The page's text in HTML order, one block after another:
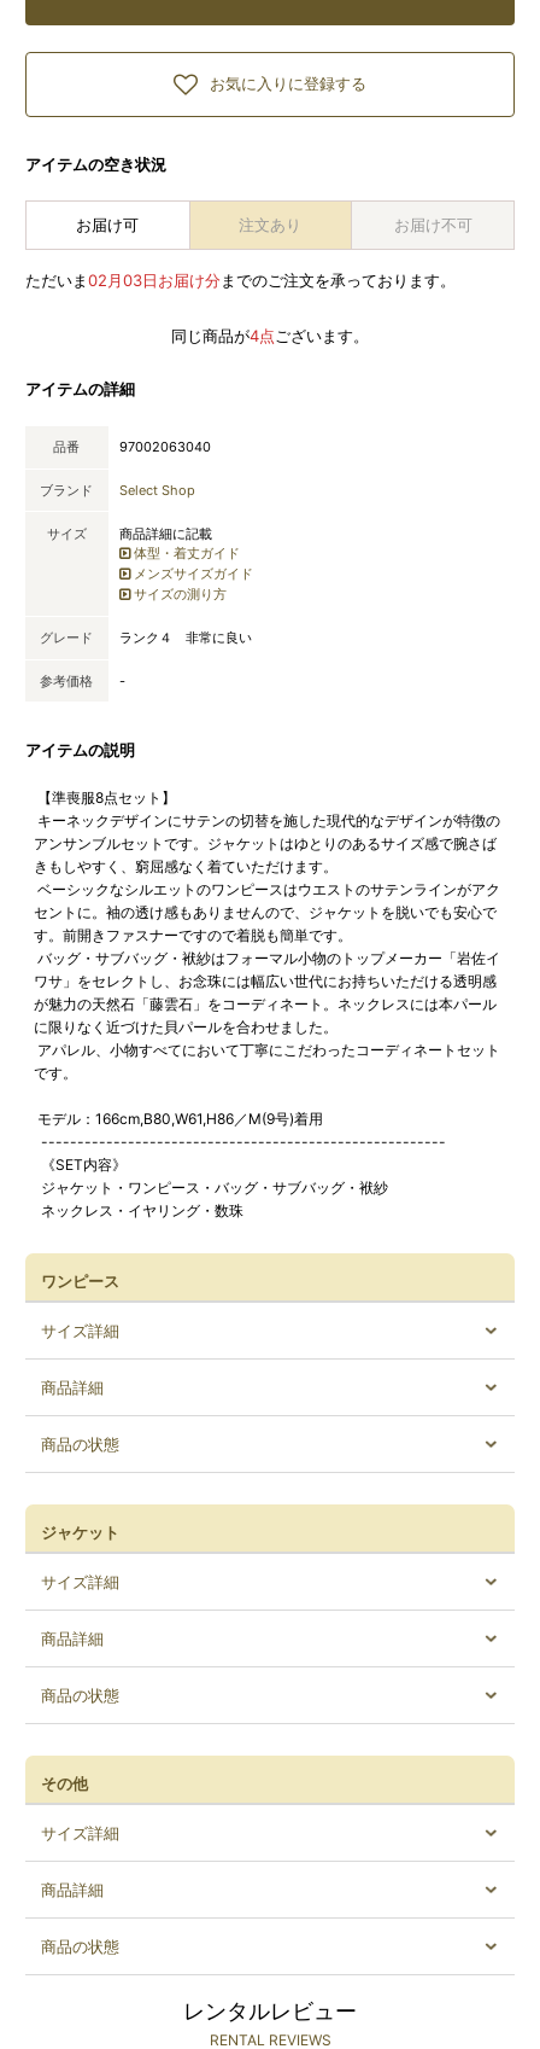
お気に入りに登録する
アイテムの空き状況
お届け可 注文あり お届け不可
ただいま02月03日お届け分までのご注文を承っております。
同じ商品が4点 ございます。
アイテムの詳細
品番 97002063040
ブランド Select Shop
サイズ
商品詳細に記載
体型・着丈ガイド
メンズサイズガイド
サイズの測り方
グレード ランク４ 非常に良い
参考価格 -
アイテムの説明
【準喪服8点セット】
キーネックデザインにサテンの切替を施した現代的なデザインが特徴の
アンサンブルセットです。ジャケットはゆとりのあるサイズ感で腕さば
きもしやすく、窮屈感なく着ていただけます。
ベーシックなシルエットのワンピースはウエストのサテンラインがアク
セントに。袖の透け感もありませんので、ジャケットを脱いでも安心で
す。前開きファスナーですので着脱も簡単です。
バッグ・サブバッグ・袱紗はフォーマル小物のトップメーカー「岩佐イ
ワサ」をセレクトし、お念珠には幅広い世代にお持ちいただける透明感
が魅力の天然石「藤雲石」をコーディネート。ネックレスには本パール
に限りなく近づけた貝パールを合わせました。
アパレル、小物すべてにおいて丁寧にこだわったコーディネートセット
です。
モデル：166cm,B80,W61,H86／M(9号)着用
--------------------------------------------------------
《SET内容》
ジャケット・ワンピース・バッグ・サブバッグ・袱紗
ネックレス・イヤリング・数珠
ワンピース
サイズ詳細
商品詳細
商品の状態
ジャケット
サイズ詳細
商品詳細
商品の状態
その他
サイズ詳細
商品詳細
商品の状態
レンタルレビュー
RENTAL REVIEWS